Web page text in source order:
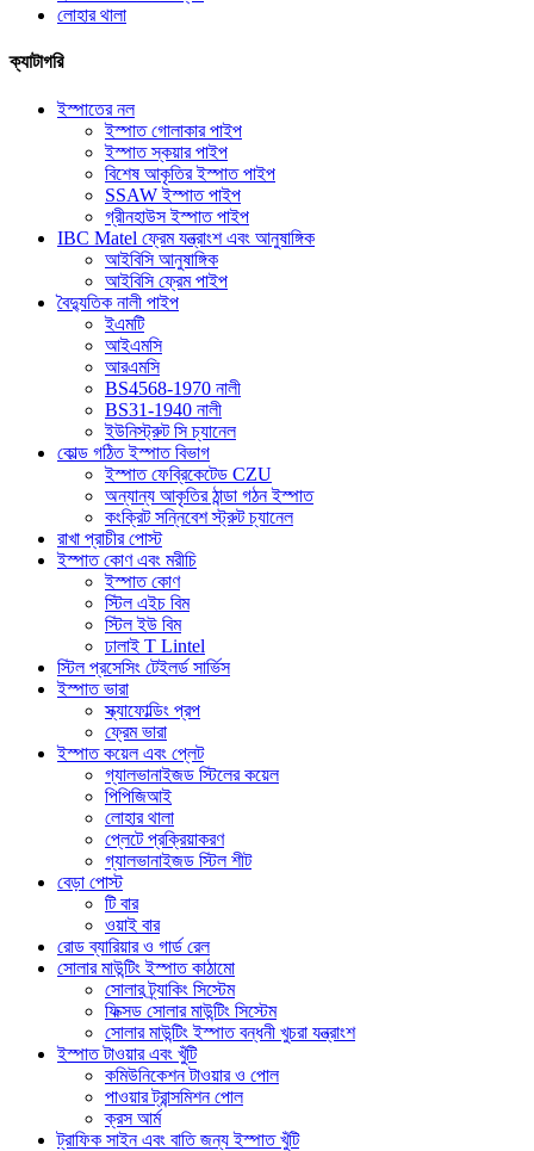
লোহার থালা
ক্যাটাগরি
ইস্পাতের নল
ইস্পাত গোলাকার পাইপ
ইস্পাত স্কয়ার পাইপ
বিশেষ আকৃতির ইস্পাত পাইপ
SSAW ইস্পাত পাইপ
গ্রীনহাউস ইস্পাত পাইপ
IBC Matel ফ্রেম যন্ত্রাংশ এবং আনুষাঙ্গিক
আইবিসি আনুষাঙ্গিক
আইবিসি ফ্রেম পাইপ
বৈদ্যুতিক নালী পাইপ
ইএমটি
আইএমসি
আরএমসি
BS4568-1970 নালী
BS31-1940 নালী
ইউনিস্ট্রুট সি চ্যানেল
কোল্ড গঠিত ইস্পাত বিভাগ
ইস্পাত ফেব্রিকেটেড CZU
অন্যান্য আকৃতির ঠান্ডা গঠন ইস্পাত
কংক্রিট সন্নিবেশ স্ট্রুট চ্যানেল
রাখা প্রাচীর পোস্ট
ইস্পাত কোণ এবং মরীচি
ইস্পাত কোণ
স্টিল এইচ বিম
স্টিল ইউ বিম
ঢালাই T Lintel
স্টিল প্রসেসিং টেইলর্ড সার্ভিস
ইস্পাত ভারা
স্ক্যাফোল্ডিং প্রপ
ফ্রেম ভারা
ইস্পাত কয়েল এবং প্লেট
গ্যালভানাইজড স্টিলের কয়েল
পিপিজিআই
লোহার থালা
প্লেটে প্রক্রিয়াকরণ
গ্যালভানাইজড স্টিল শীট
বেড়া পোস্ট
টি বার
ওয়াই বার
রোড ব্যারিয়ার ও গার্ড রেল
সোলার মাউন্টিং ইস্পাত কাঠামো
সোলার ট্র্যাকিং সিস্টেম
ফিক্সড সোলার মাউন্টিং সিস্টেম
সোলার মাউন্টিং ইস্পাত বন্ধনী খুচরা যন্ত্রাংশ
ইস্পাত টাওয়ার এবং খুঁটি
কমিউনিকেশন টাওয়ার ও পোল
পাওয়ার ট্রান্সমিশন পোল
ক্রস আর্ম
ট্রাফিক সাইন এবং বাতি জন্য ইস্পাত খুঁটি